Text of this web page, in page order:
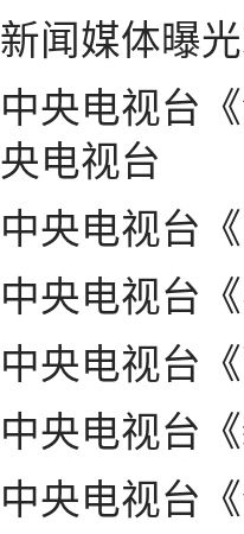
新闻媒体曝
中央电视台
央电视台
中央电视台
中央电视台
中央电视台
中央电视台
中央电视台